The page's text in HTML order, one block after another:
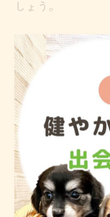
しょう。
トイプードルで
トイプードルの
だけで決めてし
に目を奪われがち
のしやすさも考
また、価格や即
補を比較検討す
渡し後のサポー